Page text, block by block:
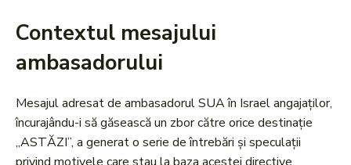
Contextul mesajului
ambasadorului
Mesajul adresat de ambasadorul SUA în Israel angajaților,
încurajându-i să găsească un zbor către orice destinație
„ASTĂZI”, a generat o serie de întrebări și speculații